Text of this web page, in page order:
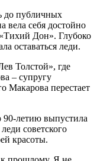
до публичных
вела себя достойно
Дон». Глубоко
оставаться леди.
Толстой», где
– супругу
Макарова перестает
90-летию выпустила
советского
красоты.